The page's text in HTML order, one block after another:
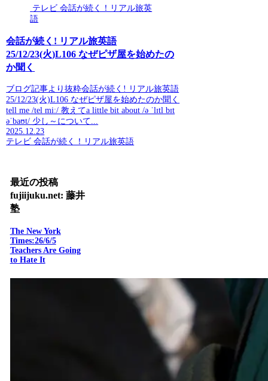
テレビ 会話が続く！リアル旅英
語
会話が続く! リアル旅英語
25/12/23(火)L106 なぜピザ屋を始めたの
か聞く
ブログ記事より抜粋会話が続く! リアル旅英語
25/12/23(火)L106 なぜピザ屋を始めたのか聞く
tell me /tel miː/ 教えてa little bit about /ə ˈlɪtl bɪt
əˈbaʊt/ 少し～について...
2025.12.23
テレビ 会話が続く！リアル旅英語
最近の投稿
fujiijuku.net: 藤井
塾
The New York
Times:26/6/5
Teachers Are Going
to Hate It